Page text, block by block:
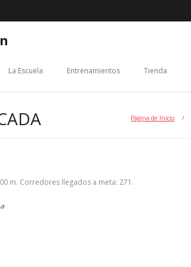
La Escuela Entrenamientos Tienda
Página de Inicio /
m. Corredores llegados a meta: 271.